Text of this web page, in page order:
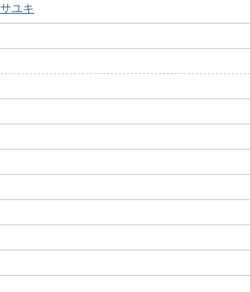
ユキ